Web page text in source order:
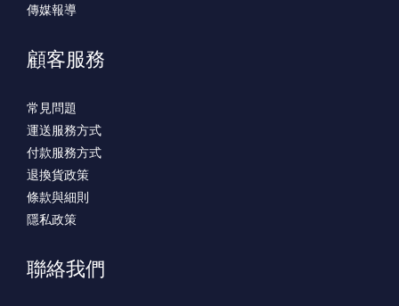
傳媒報導
顧客服務
常見問題
運送服務方式
付款服務方式
退換貨政策
條款與細則
隱私政策
聯絡我們